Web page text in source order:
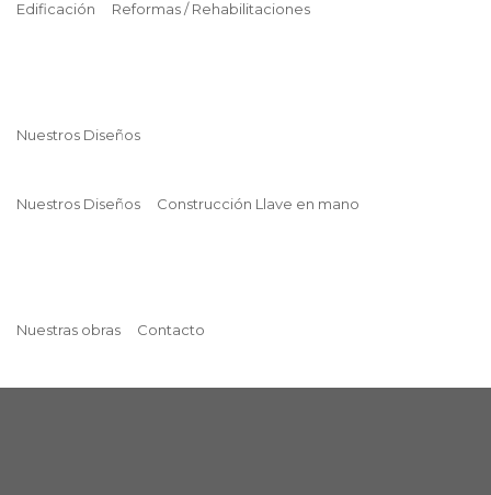
Edificación Reformas / Rehabilitaciones
Nuestros Diseños
Nuestros Diseños Construcción Llave en mano
Nuestras obras Contacto